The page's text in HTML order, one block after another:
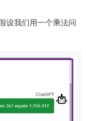
设我们用一个乘法问